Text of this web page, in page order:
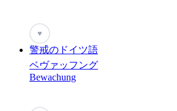
♥
警戒のドイツ語
ベヴァッフング
Bewachung